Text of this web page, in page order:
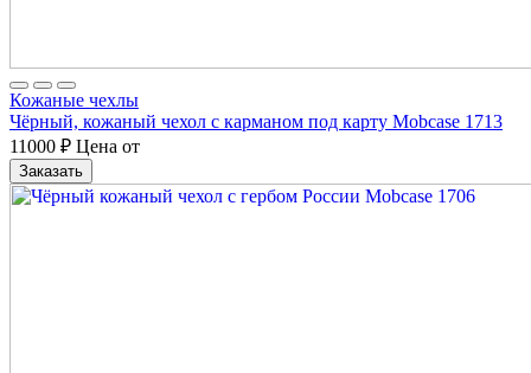
Кожаные чехлы
Чёрный, кожаный чехол с карманом под карту Mobcase 1713
11000 ₽ Цена от
Заказать